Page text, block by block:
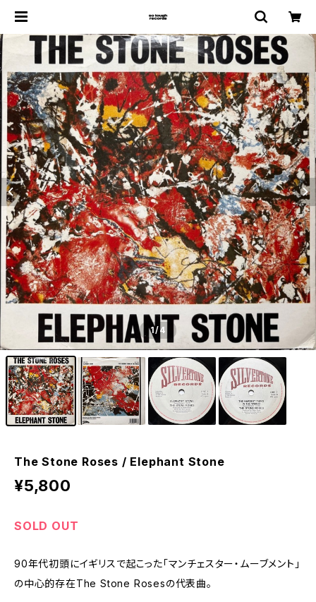
1/4
The Stone Roses / Elephant Stone
¥5,800
SOLD OUT
90年代初頭にイギリスで起こった「マンチェスター・ムーブメント」
の中心的存在The Stone Rosesの代表曲。